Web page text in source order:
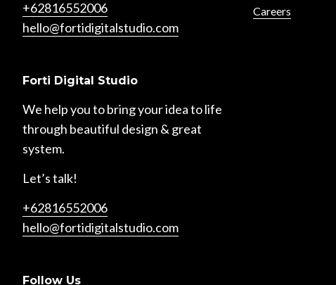
+62816552006
hello@fortidigitalstudio.com
Forti Digital Studio
We help you to bring your idea to life
through beautiful design & great
system.
Let’s talk!
+62816552006
hello@fortidigitalstudio.com
Follow Us
Careers